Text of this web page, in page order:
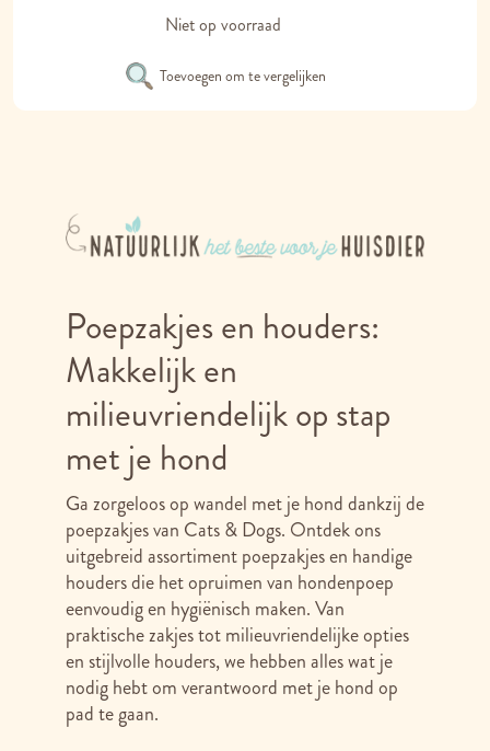
Niet op voorraad
Toevoegen om te vergelijken
Poepzakjes en houders:
Makkelijk en
milieuvriendelijk op stap
met je hond
Ga zorgeloos op wandel met je hond dankzij de
poepzakjes van Cats & Dogs. Ontdek ons
uitgebreid assortiment poepzakjes en handige
houders die het opruimen van hondenpoep
eenvoudig en hygiënisch maken. Van
praktische zakjes tot milieuvriendelijke opties
en stijlvolle houders, we hebben alles wat je
nodig hebt om verantwoord met je hond op
pad te gaan.